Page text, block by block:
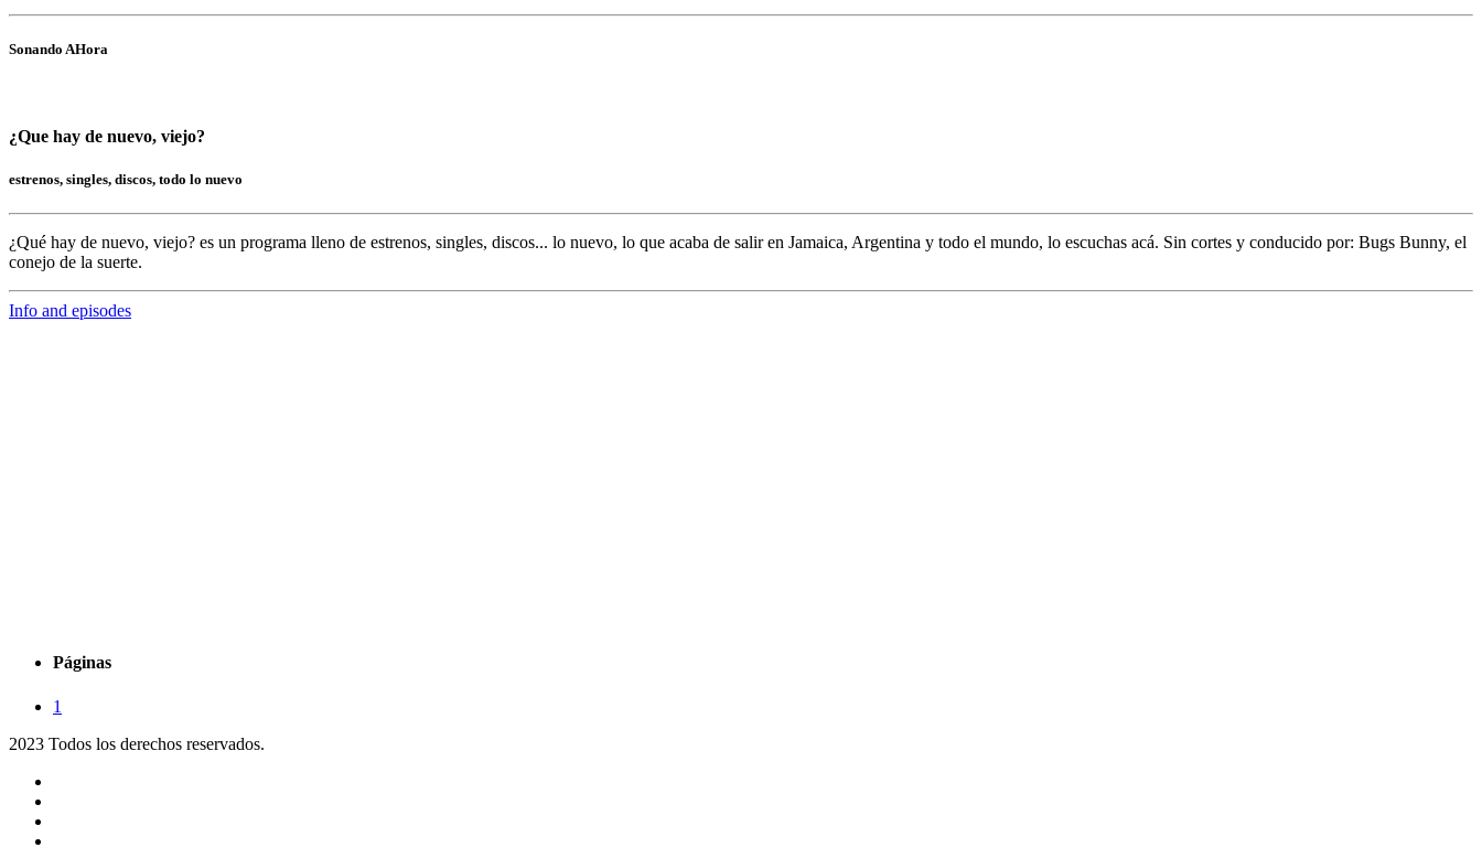
Sonando AHora
¿Que hay de nuevo, viejo?
estrenos, singles, discos, todo lo nuevo
¿Qué hay de nuevo, viejo? es un programa lleno de estrenos, singles, discos... lo nuevo, lo que acaba de salir en Jamaica, Argentina y todo el mundo, lo escuchas acá. Sin cortes y conducido por: Bugs Bunny, el
conejo de la suerte.
Info and episodes
Páginas
1
2023 Todos los derechos reservados.